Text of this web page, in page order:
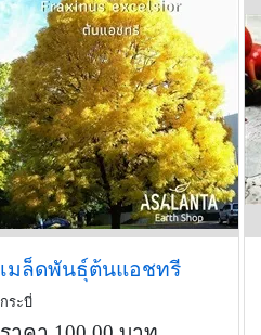
เมล็ดพันธุ์ต้นแอชทรี
กระบี่